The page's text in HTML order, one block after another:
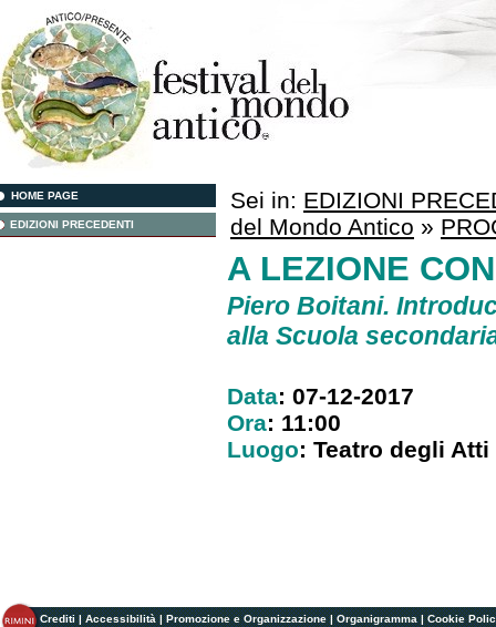
HOME PAGE
EDIZIONI PRECEDENTI
Sei in: EDIZIONI
del Mondo Antico »
A LEZIONE
Piero Boitani.
alla Scuola
Data: 07-12-2017
Ora: 11:00
Luogo: Teatro degli Atti
Crediti|Accessibilità|Promozione e Organizzazione|Organigramma|Cookie